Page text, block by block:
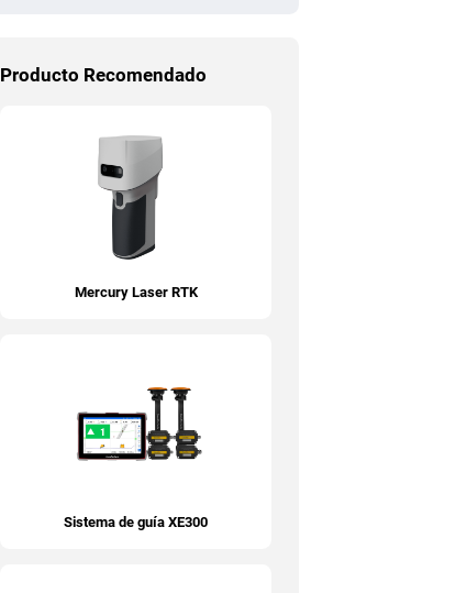
Producto Recomendado
Mercury Laser RTK
Sistema de guía XE300